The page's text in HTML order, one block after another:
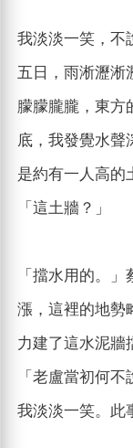
我淡淡一笑，不
五日，雨淅瀝淅
朦朦朧朧，東方
底，我發覺水聲
是約有一人高的
「這土牆？」
「擋水用的。
漲，這裡的地勢
力建了這水泥牆
「老盧當初何不
我淡淡一笑。此